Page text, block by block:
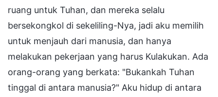
ruang untuk Tuhan, dan mereka selalu
bersekongkol di sekeliling-Nya, jadi aku memilih
untuk menjauh dari manusia, dan hanya
melakukan pekerjaan yang harus Kulakukan. Ada
orang-orang yang berkata: "Bukankah Tuhan
tinggal di antara manusia?" Aku hidup di antara